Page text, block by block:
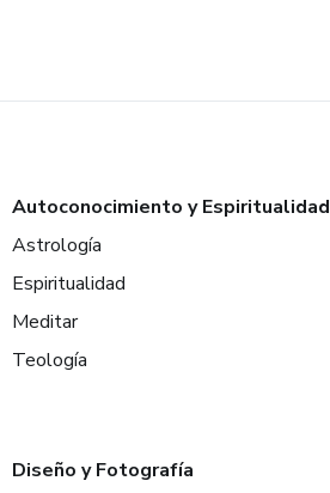
Autoconocimiento y Espiritualidad
Astrología
Espiritualidad
Meditar
Teología
Diseño y Fotografía